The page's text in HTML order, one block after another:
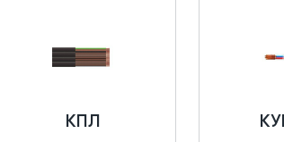
КПЛ